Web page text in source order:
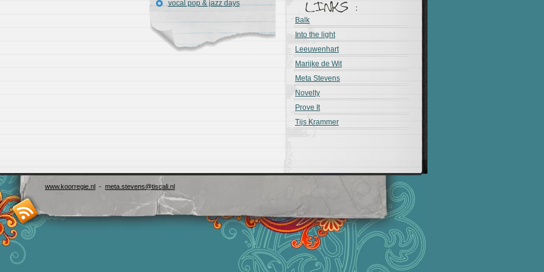
vocal pop & jazz days
Balk
Into the light
Leeuwenhart
Marijke de Wit
Meta Stevens
Novelty
Prove It
Tijs Krammer
www.koorregie.nl - meta.stevens@tiscali.nl